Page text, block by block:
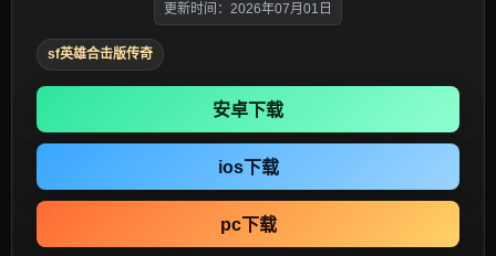
更新时间：2026年07月01日
sf英雄合击版传奇
安卓下载
ios下载
pc下载